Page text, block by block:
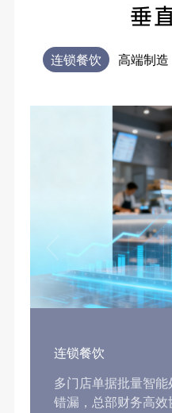
垂
连锁餐饮 高端制造
连锁餐饮
多门店单据批量智
错漏，总部财务高效